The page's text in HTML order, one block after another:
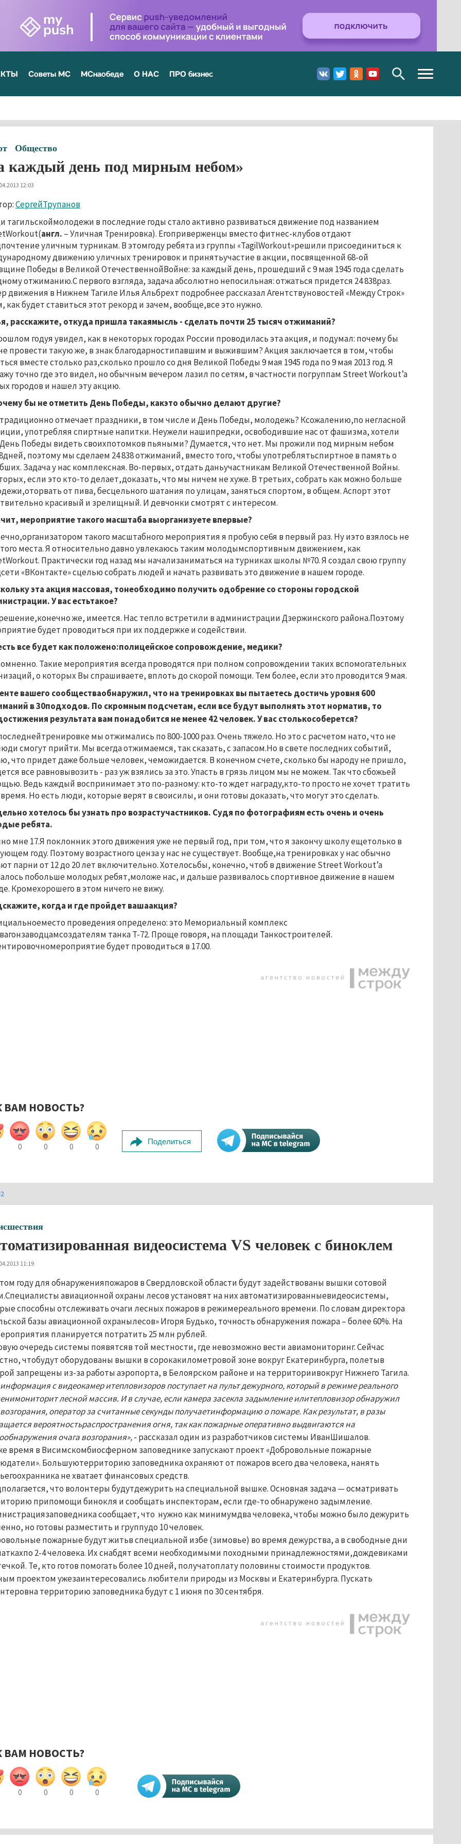
Советы МС МСнаобеде О НАС ПРО бизнес
Toggle
navigation
Общество
каждый день под мирным небом»
12:03
СергейТрупанов
тагильскоймолодежи в последние годы стало активно развиваться движение под названием
англ. – Уличная Тренировка). Егоприверженцы вместо фитнес-клубов отдают
уличным турникам. В этомгоду ребята из группы «TagilWorkout»решили присоединиться к
движению уличных тренировок и принятьучастие в акции, посвященной 68-ой
Победы в Великой ОтечественнойВойне: за каждый день, прошедший с 9 мая 1945 года сделать
отжиманию.С первого взгляда, задача абсолютно непосильная: отжаться придется 24 838раз.
движения в Нижнем Тагиле Илья Альбрехт подробнее рассказал Агентствуновостей «Между Строк»
как будет ставиться этот рекорд и зачем, вообще,все это нужно.
расскажите, откуда пришла такаямысль - сделать почти 25 тысяч отжиманий?
годуя увидел, как в некоторых городах России проводилась эта акция, и подумал: почему бы
провести такую же, в знак благодарностипавшим и выжившим? Акция заключается в том, чтобы
вместе столько раз,сколько прошло со дня Великой Победы 9 мая 1945 года по 9 мая 2013 год. Я
точно где это видел, но обычным вечером лазил по сетям, в частности погруппам Street Workout’a
городов и нашел эту акцию.
бы не отметить День Победы, какэто обычно делают другие?
отмечает праздники, в том числе и День Победы, молодежь? Ксожалению,по негласной
употребляя спиртные напитки. Неужели нашипредки, освободившие нас от фашизма, хотели
Победы видеть своихпотомков пьяными? Думается, что нет. Мы прожили под мирным небом
поэтому мы сделаем 24 838 отжиманий, вместо того, чтобы употреблятьспиртное в память о
Задача у нас комплексная. Во-первых, отдать даньучастникам Великой Отечественной Войны.
если это кто-то делает,доказать, что мы ничем не хуже. В третьих, собрать как можно больше
от пива, бесцельного шатания по улицам, заняться спортом, в общем. Аспорт этот
красивый и зрелищный. И девчонки смотрят с интересом.
мероприятие такого масштаба выорганизуете впервые?
такого масштабного мероприятия я пробую се6я в первый раз. Ну иэто взялось не
места. Я относительно давно увлекаюсь таким молодымспортивным движением, как
Практически год назад мы начализаниматься на турниках школы №70. Я создал свою группу
«ВКонтакте» сцелью собрать людей и начать развивать это движение в нашем городе.
эта акция массовая, тонеобходимо получить одобрение со стороны городской
У вас естьтакое?
же, имеется. Нас тепло встретили в администрации Дзержинского района.Поэтому
будет проводиться при их поддержке и содействии.
все будет как положено:полицейское сопровождение, медики?
Такие мероприятия всегда проводятся при полном сопровождении таких вспомогательных
о которых Вы спрашиваете, вплоть до скорой помощи. Тем более, если это проводится 9 мая.
вашего сообществаобнаружил, что на тренировках вы пытаетесь достичь уровня 600
в 30подходов. По скромным подсчетам, если все будут выполнять этот норматив, то
результата вам понадобится не менее 42 человек. У вас столькособерется?
мы отжимались по 800-1000 раз. Очень тяжело. Но это с расчетом нато, что не
смогут прийти. Мы всегда отжимаемся, так сказать, с запасом.Но в свете последних событий,
что придет даже больше человек, чеможидается. В конечном счете, сколько бы народу не пришло,
все равновывозить - раз уж взялись за это. Упасть в грязь лицом мы не можем. Так что сбожьей
Ведь каждый воспринимает это по-разному: кто-то ждет награду,кто-то просто не хочет тратить
Но есть люди, которые верят в своисилы, и они готовы доказать, что могут это сделать.
хотелось бы узнать про возрастучастников. Судя по фотографиям есть очень и очень
ребята.
мне 17.Я поклонник этого движения уже не первый год, при том, что я закончу школу ещетолько в
году. Поэтому возрастного ценза у нас не существует. Вообще,на тренировках у нас обычно
парни от 12 до 20 лет включительно. Хотелосьбы, конечно, чтоб в движение Street Workout’a
побольше молодых ребят,моложе нас, и дальше развивалось спортивное движение в нашем
Кромехорошего в этом ничего не вижу.
когда и где пройдет вашаакция?
проведения определено: это Мемориальный комплекс
танка Т-72. Проще говоря, на площади Танкостроителей.
будет проводиться в 17.00.
ВАМ НОВОСТЬ?
0 0 0 0
Поделиться
видеосистема VS человек с биноклем
11:19
году для обнаруженияпожаров в Свердловской области будут задействованы вышки сотовой
авиационной охраны лесов установят на них автоматизированныевидеосистемы,
способны отслеживать очаги лесных пожаров в режимереального времени. По словам директора
базы авиационной охранылесов» Игоря Будько, точность обнаружения пожара – более 60%. На
планируется потратить 25 млн рублей.
очередь системы появятсяв той местности, где невозможно вести авиамониторинг. Сейчас
чтобудут оборудованы вышки в сорокакилометровой зоне вокруг Екатеринбурга, полетыв
запрещены из-за работы аэропорта, в Белоярском районе и на территориивокруг Нижнего Тагила.
с видеокамер итепловизоров поступает на пульт дежурного, который в режиме реального
лесной массив. И в случае, если камера засекла задымление илитепловизор обнаружил
оператор за считанные секунды получаетинформацию о пожаре. Как результат, в разы
вероятностьраспространения огня, так как пожарные оперативно выдвигаются на
очага возгорания»,- рассказал один из разработчиков системы ИванШишалов.
время в Висимскомбиосферном заповеднике запускают проект «Добровольные пожарные
Большуютерриторию заповедника охраняют от пожаров всего два человека, нанять
не хватает финансовых средств.
что волонтеры будутдежурить на специальной вышке. Основная задача — осматривать
припомощи бинокля и сообщать инспекторам, если где-то обнаружено задымление.
сообщает, что нужно как минимумдва человека, чтобы можно было дежурить
но готовы разместить и группудо 10 человек.
пожарные будут житьв специальной избе (зимовье) во время дежурства, а в свободные дни
2-4 человека. Их снабдят всеми необходимыми походными принадлежностями,дождевиками
Те, кто готов помогать более 10 дней, получатоплату половины стоимости продуктов.
проектом ужезаинтересовались любители природы из Москвы и Екатеринбурга. Пускать
территорию заповедника будут с 1 июня по 30 сентября.
ВАМ НОВОСТЬ?
0 0 0 0